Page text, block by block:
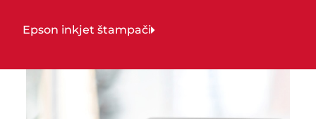
Epson inkjet štampači